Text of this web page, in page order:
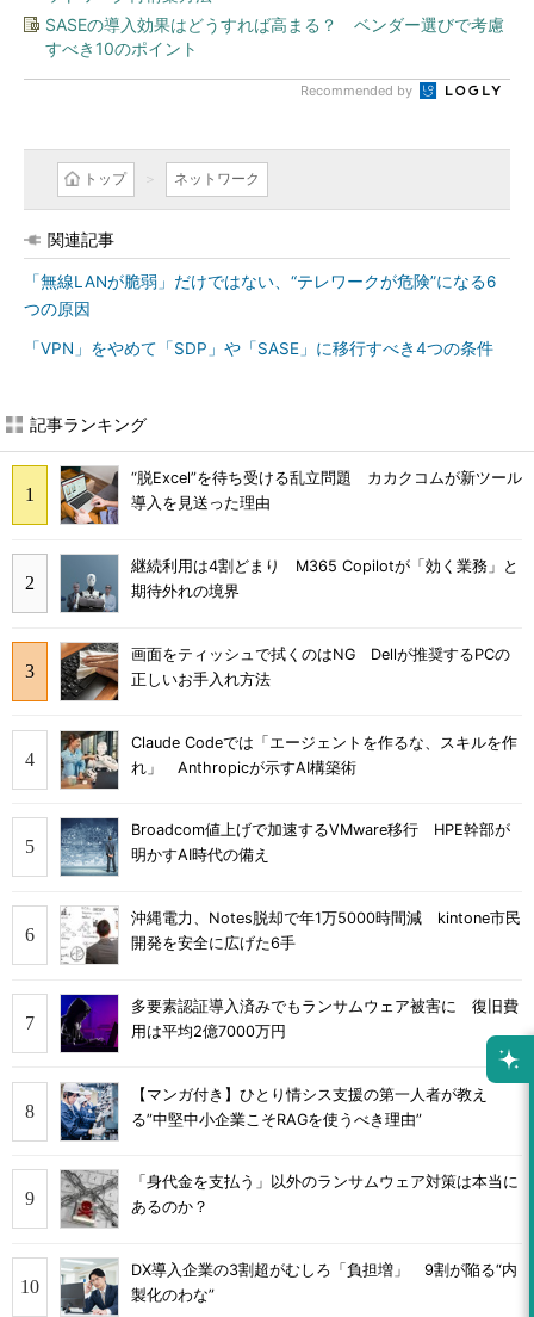
SASEの導入効果はどうすれば高まる？ ベンダー選びで考慮
すべき10のポイント
Recommended by
トップ ネットワーク
関連記事
「無線LANが脆弱」だけではない、“テレワークが危険”になる6
つの原因
「VPN」をやめて「SDP」や「SASE」に移行すべき4つの条件
記事ランキング
“脱Excel”を待ち受ける乱立問題 カカクコムが新ツール
導入を見送った理由
継続利用は4割どまり M365 Copilotが「効く業務」と
期待外れの境界
画面をティッシュで拭くのはNG Dellが推奨するPCの
正しいお手入れ方法
Claude Codeでは「エージェントを作るな、スキルを作
れ」 Anthropicが示すAI構築術
Broadcom値上げで加速するVMware移行 HPE幹部が
明かすAI時代の備え
沖縄電力、Notes脱却で年1万5000時間減 kintone市民
開発を安全に広げた6手
多要素認証導入済みでもランサムウェア被害に 復旧費
用は平均2億7000万円
【マンガ付き】ひとり情シス支援の第一人者が教え
る”中堅中小企業こそRAGを使うべき理由”
「身代金を支払う」以外のランサムウェア対策は本当に
あるのか？
DX導入企業の3割超がむしろ「負担増」 9割が陥る“内
製化のわな”